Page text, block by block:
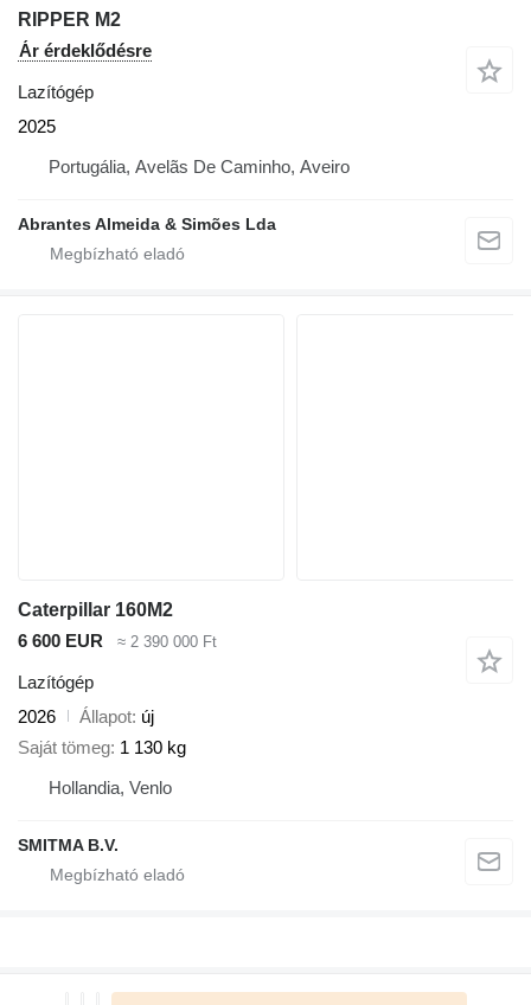
RIPPER M2
Ár érdeklődésre
Lazítógép
2025
Portugália, Avelãs De Caminho, Aveiro
Abrantes Almeida & Simões Lda
Caterpillar 160M2
6 600 EUR
≈ 2 390 000 Ft
Lazítógép
2026
Állapot új
Saját tömeg 1 130 kg
Hollandia, Venlo
SMITMA B.V.